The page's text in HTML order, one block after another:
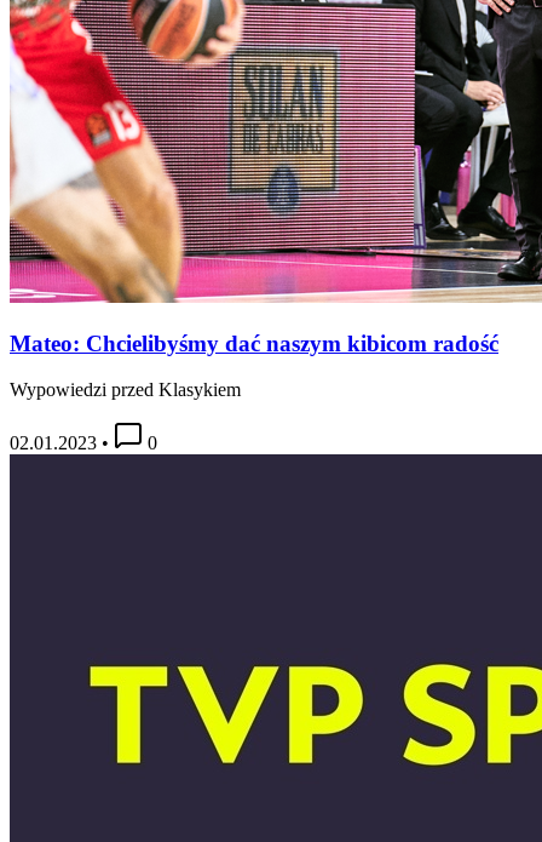
Mateo: Chcielibyśmy dać naszym kibicom radość
Wypowiedzi przed Klasykiem
02.01.2023 • 0